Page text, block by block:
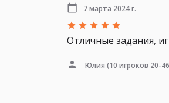
7 марта 2024 г.
Отличные задания,
Юлия (10 игроков 20-